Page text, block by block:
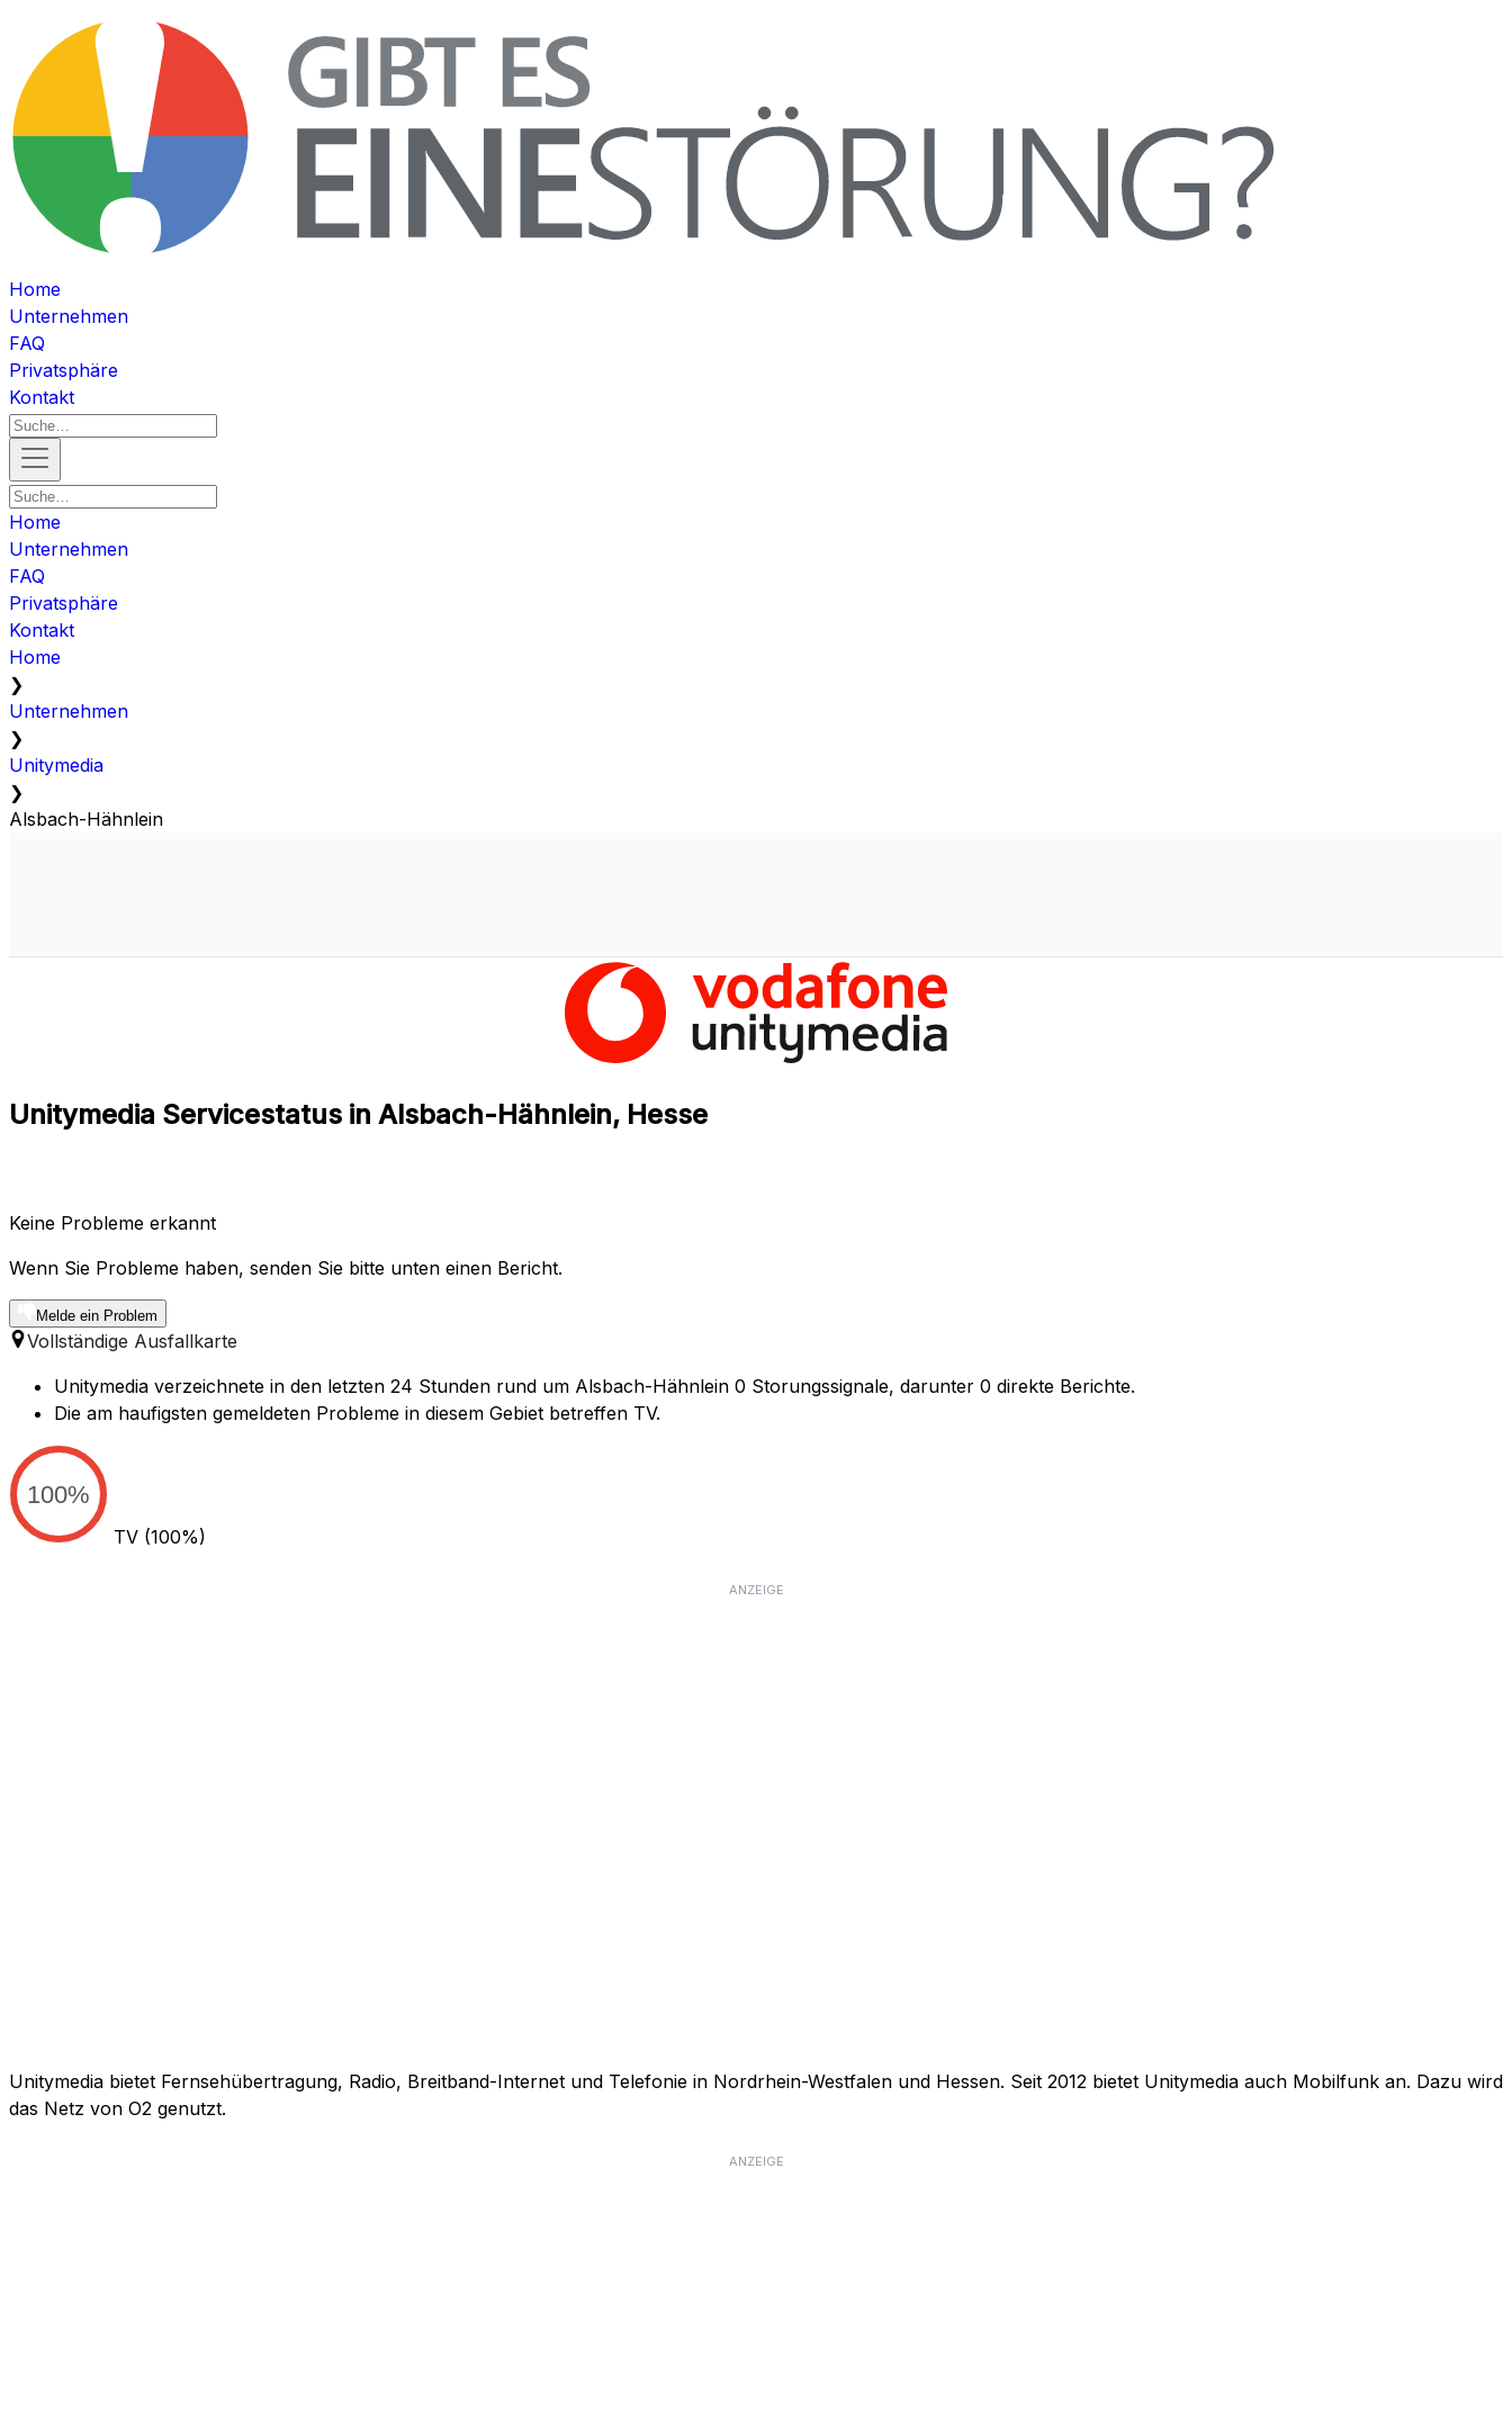
Home
Unternehmen
FAQ
Privatsphäre
Kontakt
Home
Unternehmen
FAQ
Privatsphäre
Kontakt
Home
❯
Unternehmen
❯
Unitymedia
❯
Alsbach-Hähnlein
Unitymedia Servicestatus in Alsbach-Hähnlein, Hesse
Keine Probleme erkannt
Wenn Sie Probleme haben, senden Sie bitte unten einen Bericht.
Melde ein Problem
Vollständige Ausfallkarte
Unitymedia verzeichnete in den letzten 24 Stunden rund um Alsbach-Hähnlein 0 Storungssignale, darunter 0 direkte Berichte.
Die am haufigsten gemeldeten Probleme in diesem Gebiet betreffen TV.
100%
TV (100%)
ANZEIGE
Unitymedia bietet Fernsehübertragung, Radio, Breitband-Internet und Telefonie in Nordrhein-Westfalen und Hessen. Seit 2012 bietet Unitymedia auch Mobilfunk an. Dazu wird
das Netz von O2 genutzt.
ANZEIGE